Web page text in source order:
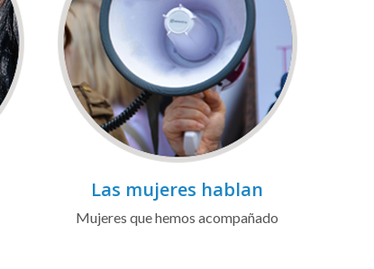
Las mujeres hablan
Mujeres que hemos acompañado